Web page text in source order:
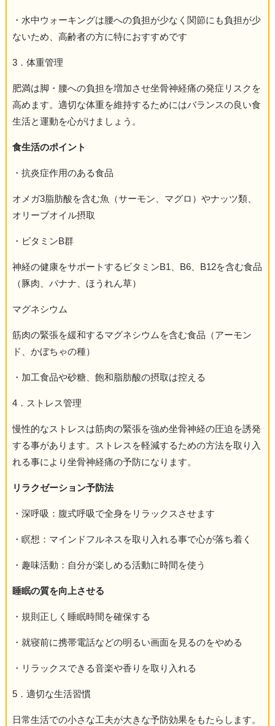
・水中ウォーキングは腰への負担が少なく関節にも負担が少
ないため、高齢者の方に特におすすめです
3．体重管理
肥満は脚・腰への負担を増加させ坐骨神経痛の発症リスクを
高めます。適切な体重を維持するためにはバランスの良い食
生活と運動を心がけましょう。
食生活のポイント
・抗炎症作用のある食品
オメガ3脂肪酸を含む魚（サーモン、マグロ）やナッツ類、
オリーブオイル摂取
・ビタミンB群
神経の健康をサポートするビタミンB1、B6、B12を含む食品
（豚肉、バナナ、ほうれん草）
マグネシウム
筋肉の緊張を緩和するマグネシウムを含む食品（アーモン
ド、かぼちゃの種）
・加工食品や砂糖、飽和脂肪酸の摂取は控える
4．ストレス管理
慢性的なストレスは筋肉の緊張を強め坐骨神経の圧迫を誘発
する事があります。ストレスを軽減するための方法を取り入
れる事により坐骨神経痛の予防になります。
リラクゼーション予防法
・深呼吸：腹式呼吸で全身をリラックスさせます
・瞑想：マインドフルネスを取り入れる事で心が落ち着く
・趣味活動：自分が楽しめる活動に時間を使う
睡眠の質を向上させる
・規則正しく睡眠時間を確保する
・就寝前に携帯電話などの明るい画面を見るのをやめる
・リラックスできる音楽や香りを取り入れる
5．適切な生活習慣
日常生活での小さな工夫が大きな予防効果をもたらします。